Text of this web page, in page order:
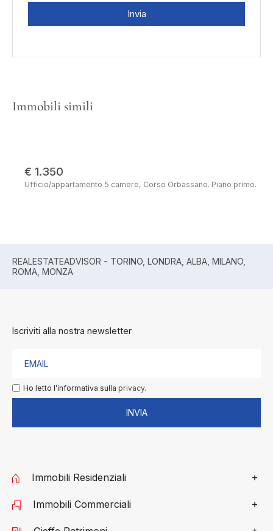
Invia
Immobili simili
€ 1.350
Ufficio/appartamento 5 camere, Corso Orbassano. Piano primo.
REALESTATEADVISOR - TORINO, LONDRA, ALBA, MILANO,
ROMA, MONZA
Iscriviti alla nostra newsletter
Ho letto l’informativa sulla privacy.
INVIA
Immobili Residenziali
Immobili Commerciali